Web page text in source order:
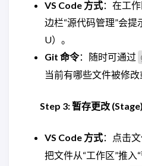
VS Code 方式：在工
边栏“源代码管理”会
U）。
Git 命令：随时可通过
当前有哪些文件被修改
Step 3: 暂存更改 (Stage)
VS Code 方式：点击
把文件从“工作区”推入“